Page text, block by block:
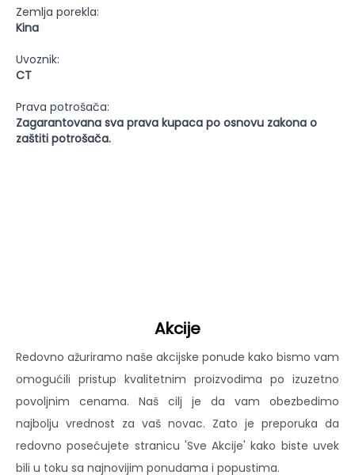
Zemlja porekla:
Kina
Uvoznik:
CT
Prava potrošača:
Zagarantovana sva prava kupaca po osnovu zakona o
zaštiti potrošača.
Akcije
Redovno ažuriramo naše akcijske ponude kako bismo vam
omogućili pristup kvalitetnim proizvodima po izuzetno
povoljnim cenama. Naš cilj je da vam obezbedimo
najbolju vrednost za vaš novac. Zato je preporuka da
redovno posećujete stranicu 'Sve Akcije' kako biste uvek
bili u toku sa najnovijim ponudama i popustima.